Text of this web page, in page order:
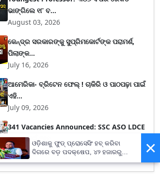
ଭାଙ୍ଗିଲେ ୧୮ ବ...
August 03, 2026
କେନ୍ଦ୍ର ସରକାରଙ୍କୁ ସୁପ୍ରିମକୋର୍ଟଙ୍କ ପରାମର୍ଶ,
ପିଲାଙ୍କ...
July 16, 2026
ଆମେରିକା- ବ୍ରିଟେନ ଫେଲ୍ ! ଚାକିରି ଓ ପାଠପଢ଼ା ପାଇଁ
ଏହି...
July 09, 2026
341 Vacancies Announced: SSC ASO LDCE
2026 ପାଇଁ ଆବ...
June 28, 2026
×
ଓଡ଼ିଶାକୁ ଫୁଡ୍ ପ୍ରୋସେସିଂ ହବ୍ କରିବା
ଦିଗରେ ବଡ଼ ପଦକ୍ଷେପ, ୪୨ ହଜାରରୁ
ଅଧିକ ନିଯୁକ୍ତି ସୁଯୋଗ